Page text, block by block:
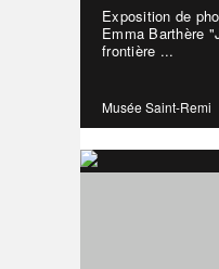
Exposition de
Emma Barthère
frontière ...
Musée Saint-Remi